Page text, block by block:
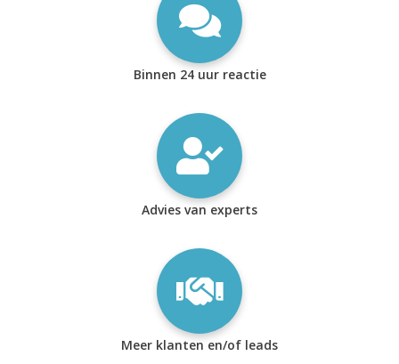
Binnen 24 uur reactie
Advies van experts
Meer klanten en/of leads